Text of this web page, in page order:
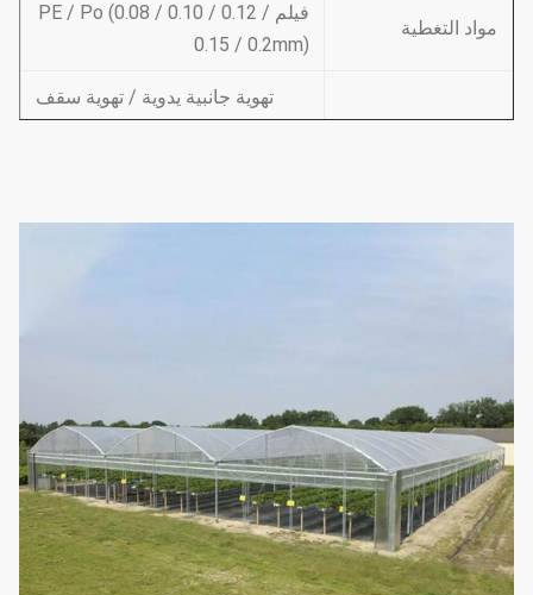
مواد التغطية
فيلم PE / Po (0.08 / 0.10 / 0.12 /
0.15 / 0.2mm)
تهوية جانبية يدوية / تهوية سقف
مسافة القوس
الطلب
قطر القوس
25 مم ، 32 مم ، 48 مم أو حسب
الطلب
50 مم ، 60 مم ، 76 مم ، 89 مم ،